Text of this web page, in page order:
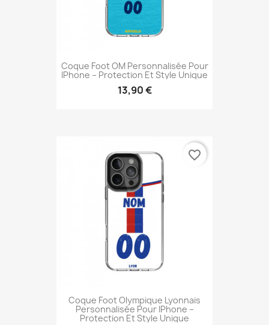
Coque Foot OM Personnalisée Pour
IPhone – Protection Et Style Unique
13,90 €
Coque Foot Olympique Lyonnais
Personnalisée Pour IPhone –
Protection Et Style Unique
favorite_border